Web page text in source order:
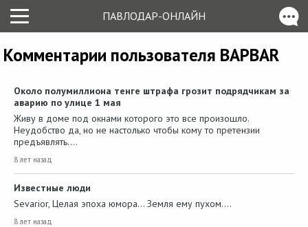
ПАВЛОДАР-ОНЛАЙН
Комментарии пользователя BAPBAR
Около полумиллиона тенге штрафа грозит подрядчикам за
аварию по улице 1 мая
Живу в доме под окнами которого это все произошло.
Неудобство да, но не настолько чтобы кому то претензии
предъявлять.…
8 лет назад
Известные люди
Sevarior, Целая эпоха юмора... Земля ему пухом....
8 лет назад